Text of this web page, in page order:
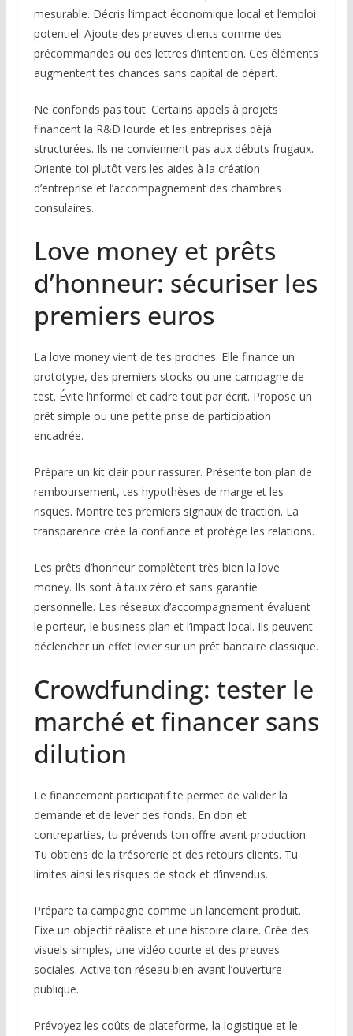
mesurable. Décris l’impact économique local et l’emploi
potentiel. Ajoute des preuves clients comme des
précommandes ou des lettres d’intention. Ces éléments
augmentent tes chances sans capital de départ.
Ne confonds pas tout. Certains appels à projets
financent la R&D lourde et les entreprises déjà
structurées. Ils ne conviennent pas aux débuts frugaux.
Oriente-toi plutôt vers les aides à la création
d’entreprise et l’accompagnement des chambres
consulaires.
Love money et prêts
d’honneur: sécuriser les
premiers euros
La love money vient de tes proches. Elle finance un
prototype, des premiers stocks ou une campagne de
test. Évite l’informel et cadre tout par écrit. Propose un
prêt simple ou une petite prise de participation
encadrée.
Prépare un kit clair pour rassurer. Présente ton plan de
remboursement, tes hypothèses de marge et les
risques. Montre tes premiers signaux de traction. La
transparence crée la confiance et protège les relations.
Les prêts d’honneur complètent très bien la love
money. Ils sont à taux zéro et sans garantie
personnelle. Les réseaux d’accompagnement évaluent
le porteur, le business plan et l’impact local. Ils peuvent
déclencher un effet levier sur un prêt bancaire classique.
Crowdfunding: tester le
marché et financer sans
dilution
Le financement participatif te permet de valider la
demande et de lever des fonds. En don et
contreparties, tu prévends ton offre avant production.
Tu obtiens de la trésorerie et des retours clients. Tu
limites ainsi les risques de stock et d’invendus.
Prépare ta campagne comme un lancement produit.
Fixe un objectif réaliste et une histoire claire. Crée des
visuels simples, une vidéo courte et des preuves
sociales. Active ton réseau bien avant l’ouverture
publique.
Prévoyez les coûts de plateforme, la logistique et le